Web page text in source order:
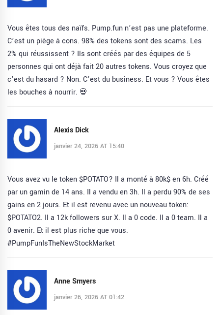
Vous êtes tous des naïfs. Pump.fun n’est pas une plateforme.
C’est un piège à cons. 98% des tokens sont des scams. Les
2% qui réussissent ? Ils sont créés par des équipes de 5
personnes qui ont déjà fait 20 autres tokens. Vous croyez que
c’est du hasard ? Non. C’est du business. Et vous ? Vous êtes
les bouches à nourrir. 💀
Alexis Dick
janvier 24, 2026 AT 15:40
Vous avez vu le token $POTATO? Il a monté à 80k$ en 6h. Créé
par un gamin de 14 ans. Il a vendu en 3h. Il a perdu 90% de ses
gains en 2 jours. Et il est revenu avec un nouveau token:
$POTATO2. Il a 12k followers sur X. Il a 0 code. Il a 0 team. Il a
0 avenir. Et il est plus riche que vous.
#PumpFunIsTheNewStockMarket
Anne Smyers
janvier 26, 2026 AT 01:42